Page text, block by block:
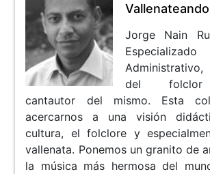
Vallenateando
Jorge Nain
del folclor
cantautor del mismo. Esta
acercarnos a una visión
cultura, el folclore y
vallenata. Ponemos un granito de
la música más hermosa del